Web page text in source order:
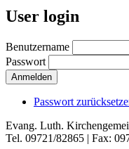
User login
Benutzername
Passwort
Passwort
Evang. Luth.
Tel. 09721/82865 | Fax: